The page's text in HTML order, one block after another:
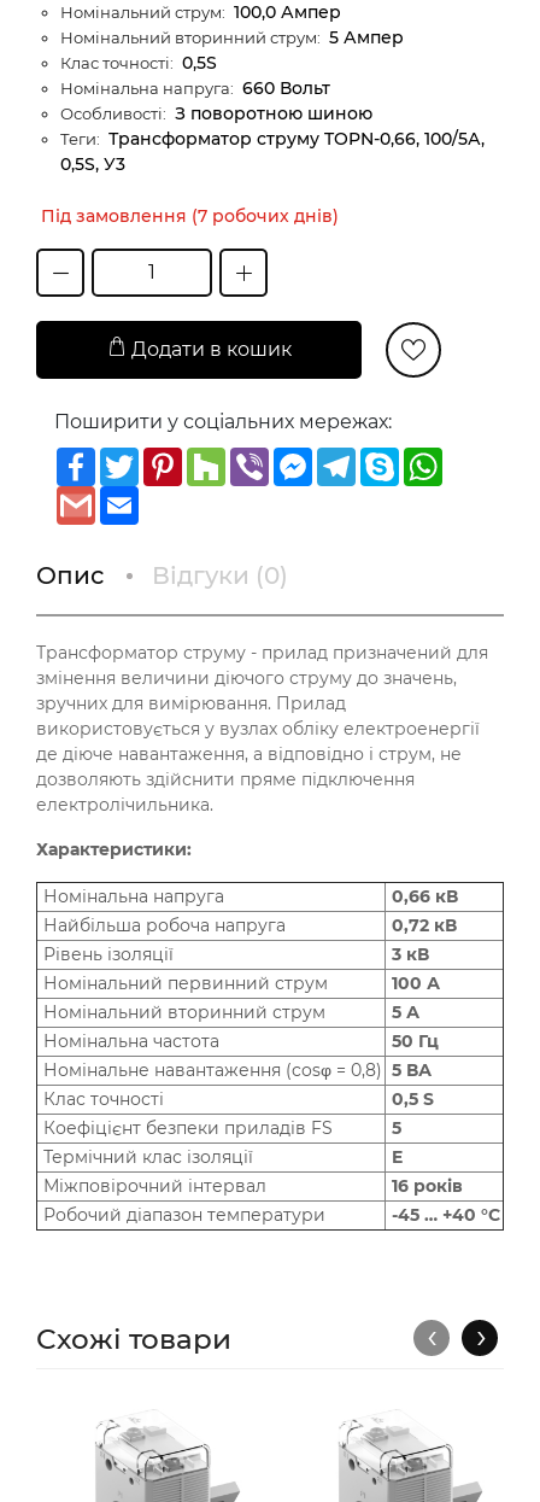
Номінальний струм: 100,0 Ампер
Номінальний вторинний струм: 5 Ампер
Клас точності: 0,5S
Номінальна напруга: 660 Вольт
Особливості: З поворотною шиною
Теги: Трансформатор струму TOPN-0,66, 100/5А,
0,5S, У3
Під замовлення (7 робочих днів)
Додати в кошик
Поширити у соціальних мережах:
Facebook
TwitterPinterest
HouzzViberMessenger
Telegram
Skype
Gmail
Опис Відгуки (0)
Трансформатор струму - прилад призначений для
змінення величини діючого струму до значень,
зручних для вимірювання. Прилад
використовується у вузлах обліку електроенергії
де діюче навантаження, а відповідно і струм, не
дозволяють здійснити пряме підключення
електролічильника.
Характеристики:
Номінальна напруга
0,66 кВ
Найбільша робоча напруга
0,72 кВ
Рівень ізоляції
3 кВ
Номінальний первинний струм
100 А
Номінальний вторинний струм
5 А
Номінальна частота
50 Гц
Номінальне навантаження (cosφ = 0,8) 5 ВА
Клас точності
0,5 S
Коефіцієнт безпеки приладів FS
5
Термічний клас ізоляції
E
Міжповірочний інтервал
16 років
Робочий діапазон температури
-45 … +40 °С
Схожі товари ‹ ›